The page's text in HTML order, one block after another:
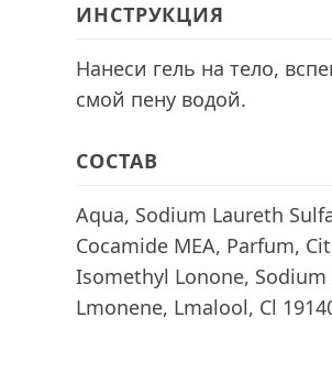
ИНСТРУКЦИЯ
Нанеси гель на тело,
смой пену водой.
СОСТАВ
Aqua, Sodium Laureth
Cocamide MEA, Parfum,
Isomethyl Lonone,
Lmonene, Lmalool, Cl